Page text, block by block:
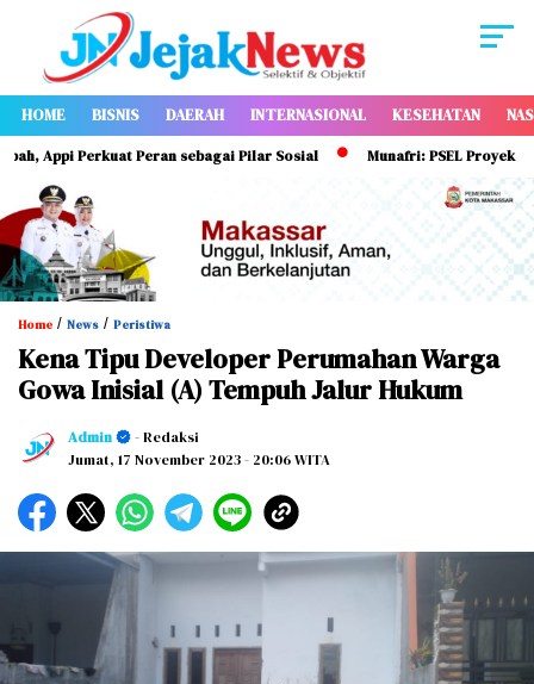
HOME BISNIS DAERAH INTERNASIONAL KESEHATAN
Perkuat Peran sebagai Pilar Sosial Munafri: PSEL Proyek
Home / News / Peristiwa
Kena Tipu Developer Perumahan Warga
Gowa Inisial (A) Tempuh Jalur Hukum
Admin
- Redaksi
Jumat, 17 November 2023- 20:06 WITA